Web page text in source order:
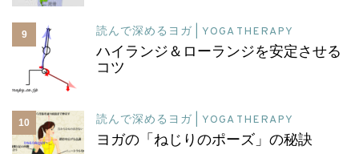
9 読んで深めるヨガ | YOGA THERAPY
ハイランジ＆ローランジを安定させる
コツ
10 読んで深めるヨガ | YOGA THERAPY
ヨガの「ねじりのポーズ」の秘訣